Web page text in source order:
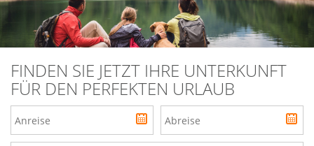
FINDEN SIE JETZT IHRE UNTERKUNFT
FÜR DEN PERFEKTEN URLAUB